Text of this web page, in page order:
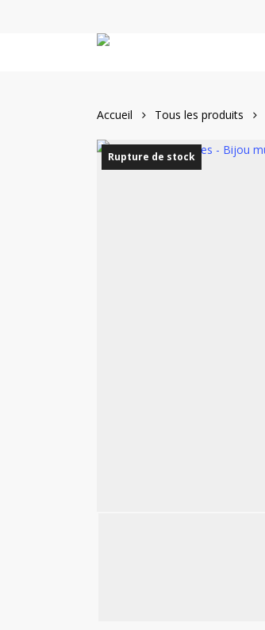
Accueil Tous les produits
Rupture de stock